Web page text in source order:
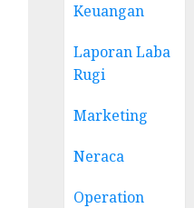
Keuangan
Laporan Laba
Rugi
Marketing
Neraca
Operation